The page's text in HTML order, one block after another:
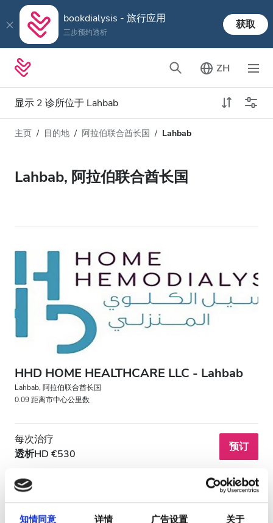
知情同意 详情 广告设置 关于
bookdialysis - 旅行应用
三步预约透析
获取
ZH
显示 2 诊所位于 Lahbab
透析类型
所有透析
乙型肝炎患者
丙型肝炎患者
GHIC
设施
小吃
距离
主页 目的地 阿拉伯联合酋长国 Lahbab
Lahbab, 阿拉伯联合酋长国
HHD HOME HEALTHCARE LLC - Lahbab
Lahbab, 阿拉伯联合酋长国
0.09 距离市中心公里数
每次治疗
透析HD €530
预订